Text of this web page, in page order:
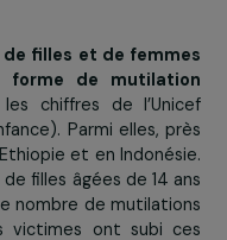
exposent les
physiques ou
et néfastes sur
de filles et de
forme de
les chiffres de